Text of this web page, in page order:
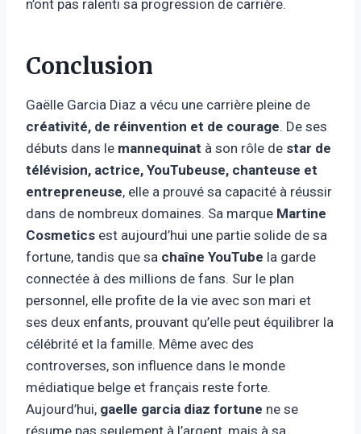
n’ont pas ralenti sa progression de carrière.
Conclusion
Gaëlle Garcia Diaz a vécu une carrière pleine de
créativité, de réinvention et de courage. De ses
débuts dans le mannequinat à son rôle de star de
télévision, actrice, YouTubeuse, chanteuse et
entrepreneuse, elle a prouvé sa capacité à réussir
dans de nombreux domaines. Sa marque Martine
Cosmetics est aujourd’hui une partie solide de sa
fortune, tandis que sa chaîne YouTube la garde
connectée à des millions de fans. Sur le plan
personnel, elle profite de la vie avec son mari et
ses deux enfants, prouvant qu’elle peut équilibrer la
célébrité et la famille. Même avec des
controverses, son influence dans le monde
médiatique belge et français reste forte.
Aujourd’hui, gaelle garcia diaz fortune ne se
résume pas seulement à l’argent, mais à sa